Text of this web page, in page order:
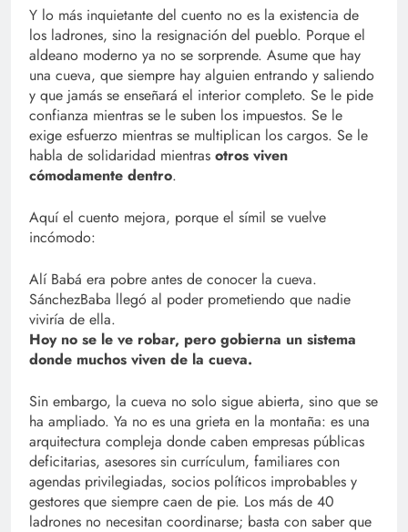
Y lo más inquietante del cuento no es la existencia de
los ladrones, sino la resignación del pueblo. Porque el
aldeano moderno ya no se sorprende. Asume que hay
una cueva, que siempre hay alguien entrando y saliendo
y que jamás se enseñará el interior completo. Se le pide
confianza mientras se le suben los impuestos. Se le
exige esfuerzo mientras se multiplican los cargos. Se le
habla de solidaridad mientras otros viven
cómodamente dentro.
Aquí el cuento mejora, porque el símil se vuelve
incómodo:
Alí Babá era pobre antes de conocer la cueva.
SánchezBaba llegó al poder prometiendo que nadie
viviría de ella.
Hoy no se le ve robar, pero gobierna un sistema
donde muchos viven de la cueva.
Sin embargo, la cueva no solo sigue abierta, sino que se
ha ampliado. Ya no es una grieta en la montaña: es una
arquitectura compleja donde caben empresas públicas
deficitarias, asesores sin currículum, familiares con
agendas privilegiadas, socios políticos improbables y
gestores que siempre caen de pie. Los más de 40
ladrones no necesitan coordinarse; basta con saber que